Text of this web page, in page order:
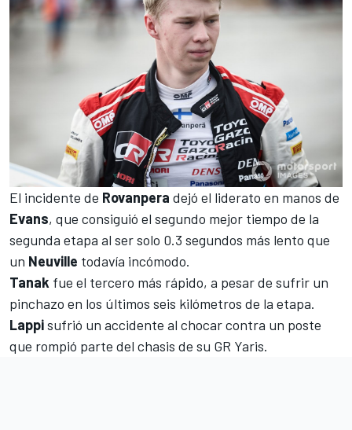
El incidente de Rovanpera dejó el liderato en manos de
Evans, que consiguió el segundo mejor tiempo de la
segunda etapa al ser solo 0.3 segundos más lento que
un Neuville todavía incómodo.
Tanak fue el tercero más rápido, a pesar de sufrir un
pinchazo en los últimos seis kilómetros de la etapa.
Lappisufrió un accidente al chocar contra un poste
que rompió parte del chasis de su GR Yaris.